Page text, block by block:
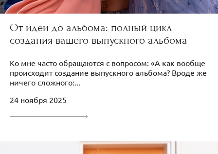
От идеи до альбома: полный цикл
создания вашего выпускного альбома
Ко мне часто обращаются с вопросом: «А как вообще
происходит создание выпускного альбома? Вроде же
ничего сложного:...
24 ноября 2025